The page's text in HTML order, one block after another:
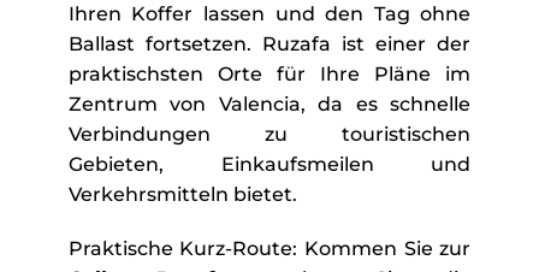
Ihren Koffer lassen und den Tag ohne
Ballast fortsetzen. Ruzafa ist einer der
praktischsten Orte für Ihre Pläne im
Zentrum von Valencia, da es schnelle
Verbindungen zu touristischen
Gebieten, Einkaufsmeilen und
Verkehrsmitteln bietet.
Praktische Kurz-Route: Kommen Sie zur